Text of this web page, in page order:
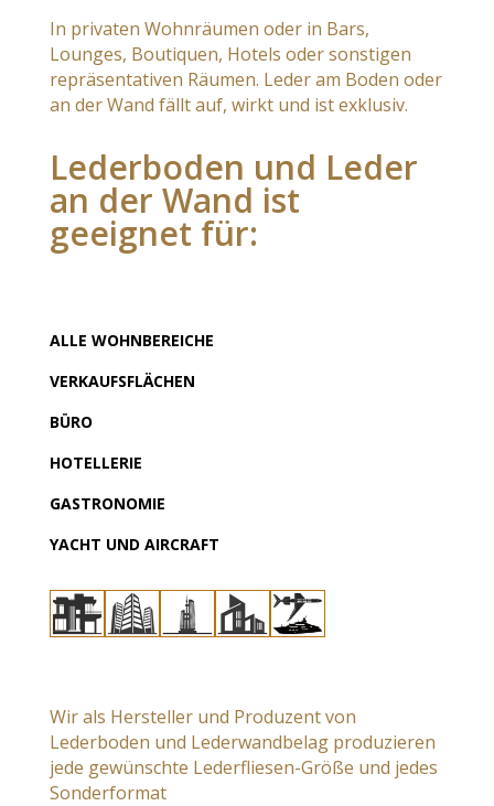
In privaten Wohnräumen oder in Bars,
Lounges, Boutiquen, Hotels oder sonstigen
repräsentativen Räumen. Leder am Boden oder
an der Wand fällt auf, wirkt und ist exklusiv.
Lederboden und Leder
an der Wand ist
geeignet für:
ALLE WOHNBEREICHE
VERKAUFSFLÄCHEN
BÜRO
HOTELLERIE
GASTRONOMIE
YACHT UND AIRCRAFT
Wir als Hersteller und Produzent von
Lederboden und Lederwandbelag produzieren
jede gewünschte Lederfliesen-Größe und jedes
Sonderformat